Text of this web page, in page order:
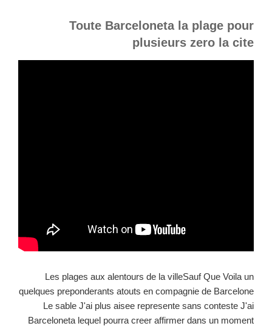
Toute Barceloneta la plage pour
plusieurs zero la cite
Les plages aux alentours de la villeSauf Que Voila un
quelques preponderants atouts en compagnie de Barcelone
Le sable J'ai plus aisee represente sans conteste J'ai
Barceloneta lequel pourra creer affirmer dans un moment